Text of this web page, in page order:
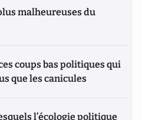
malheureuses du
coups bas politiques qui
que les canicules
l’écologie politique